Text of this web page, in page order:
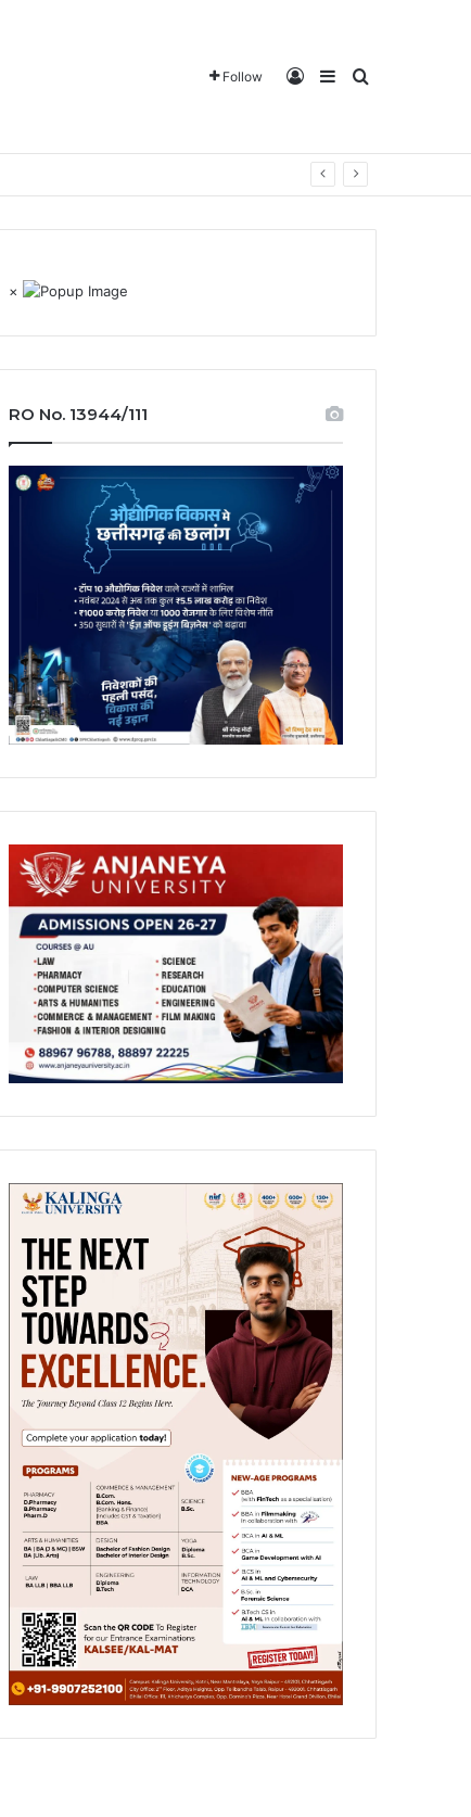
Follow Log InSidebarSearch for
×
RO No. 13944/111